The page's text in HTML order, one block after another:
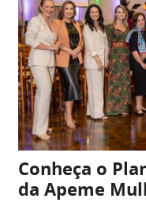
Conheça o
da Apeme